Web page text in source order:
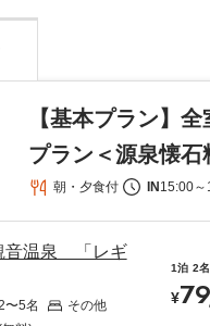
【基本プラン】
プラン＜源泉懐石
朝・夕食付 IN15:00～
音温泉 「レギ
〜5名
その他
1泊 2名
¥